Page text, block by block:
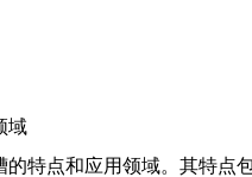
域
特点和应用领域。其特点